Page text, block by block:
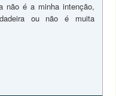
não é a minha intenção,
ou não é muita